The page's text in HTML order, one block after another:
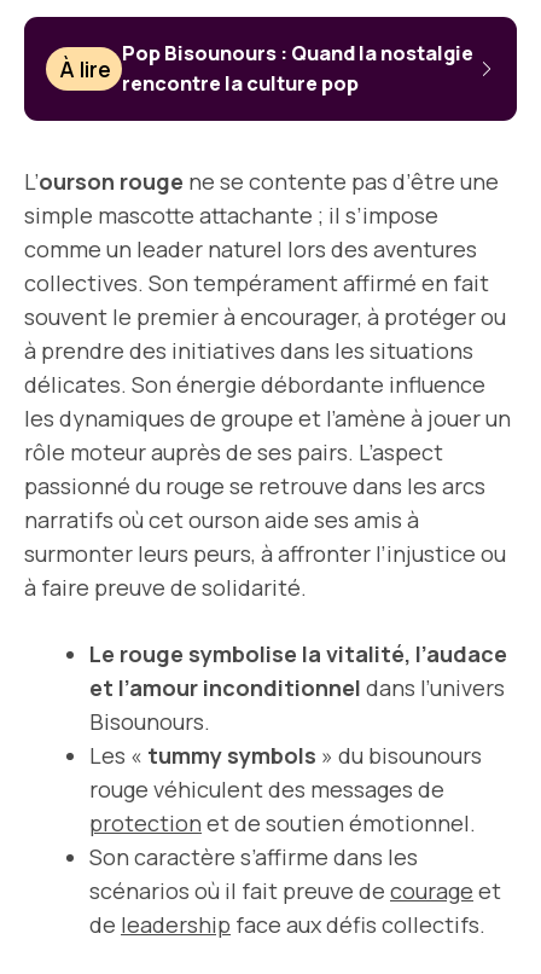
À lire
Pop Bisounours : Quand la nostalgie
rencontre la culture pop
L’ourson rouge ne se contente pas d’être une
simple mascotte attachante ; il s’impose
comme un leader naturel lors des aventures
collectives. Son tempérament affirmé en fait
souvent le premier à encourager, à protéger ou
à prendre des initiatives dans les situations
délicates. Son énergie débordante influence
les dynamiques de groupe et l’amène à jouer un
rôle moteur auprès de ses pairs. L’aspect
passionné du rouge se retrouve dans les arcs
narratifs où cet ourson aide ses amis à
surmonter leurs peurs, à affronter l’injustice ou
à faire preuve de solidarité.
Le rouge symbolise la vitalité, l’audace
et l’amour inconditionnel dans l’univers
Bisounours.
Les « tummy symbols » du bisounours
rouge véhiculent des messages de
protection et de soutien émotionnel.
Son caractère s’affirme dans les
scénarios où il fait preuve de courage et
de leadership face aux défis collectifs.